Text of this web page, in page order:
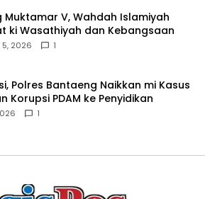
Muktamar V, Wahdah Islamiyah
ki Wasathiyah dan Kebangsaan
2026 1
Polres Bantaeng Naikkan mi Kasus
Korupsi PDAM ke Penyidikan
1